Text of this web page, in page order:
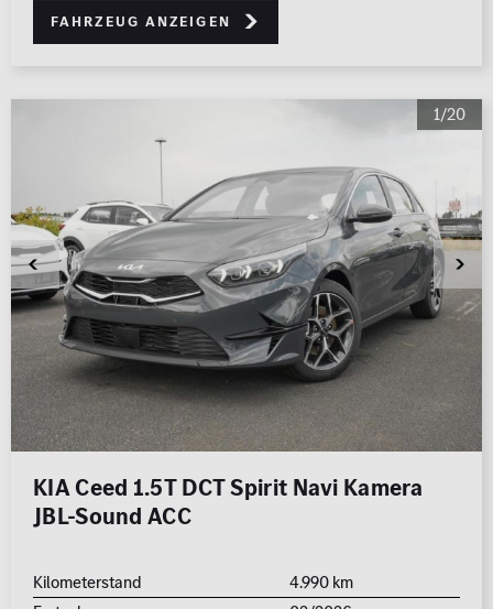
Fahrzeug anzeigen
1/20
KIA Ceed 1.5T DCT Spirit Navi Kamera
JBL-Sound ACC
Kilometerstand
4.990 km